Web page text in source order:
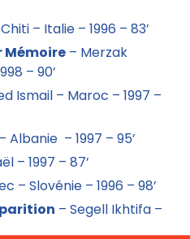
– Italie – 1996 – 83’
– Merzak
– 90’
Ismail – Maroc – 1997 –
Albanie – 1997 – 95’
– 1997 – 87’
– Slovénie – 1996 – 98’
– Segell Ikhtifa –